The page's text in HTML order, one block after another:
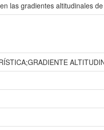
las gradientes altitudinales